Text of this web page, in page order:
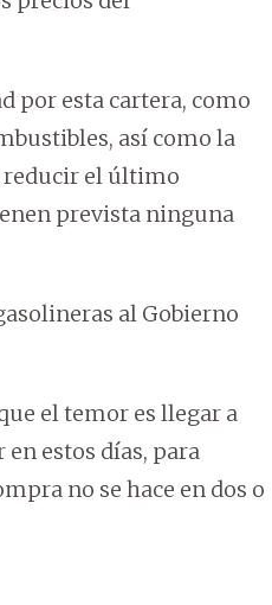
por esta cartera, como
así como la
reducir el último
prevista ninguna
al Gobierno
el temor es llegar a
estos días, para
no se hace en dos o